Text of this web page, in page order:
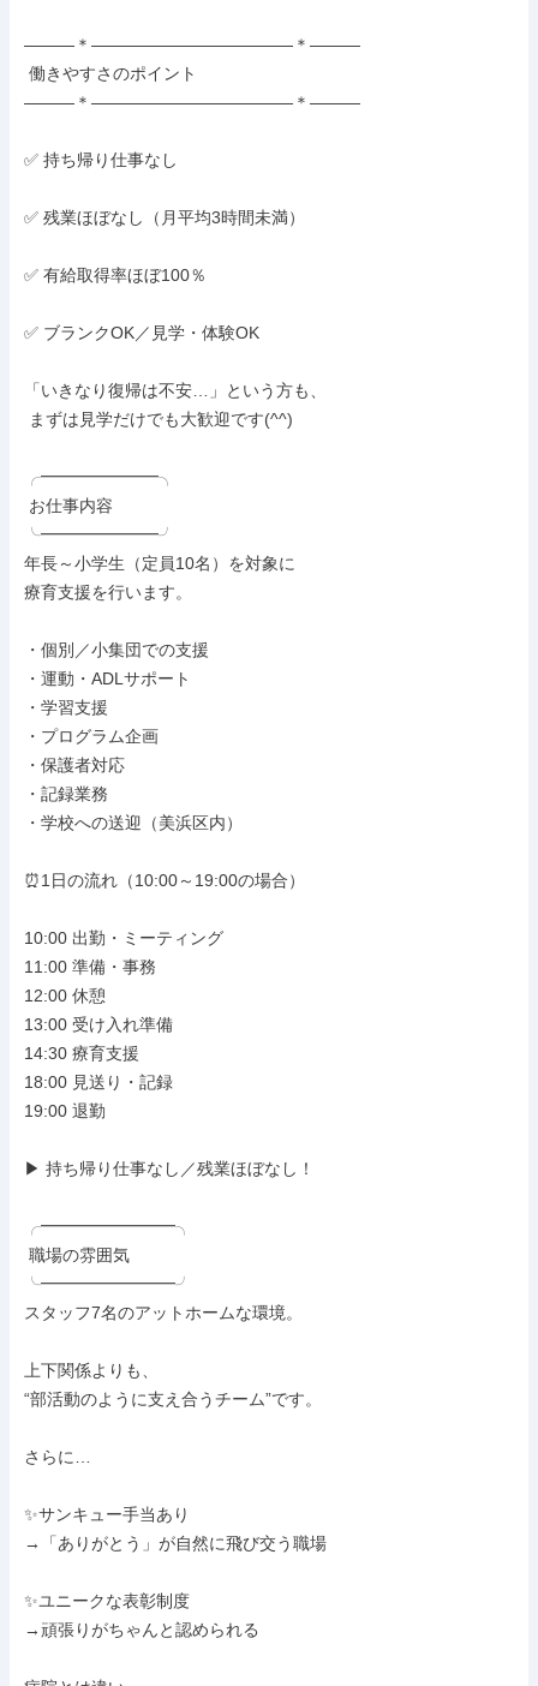
―――＊――――――――――――＊―――
―――＊――――――――――――＊―――
✅ 持ち帰り仕事なし
✅ 残業ほぼなし（月平均3時間未満）
✅ 有給取得率ほぼ100％
✅ ブランクOK／見学・体験OK
「いきなり復帰は不安…」という方も、
╭━━━━━━━╮
╰━━━━━━━╯
年長～小学生（定員10名）を対象に
療育支援を行います。
・個別／小集団での支援
・運動・ADLサポート
・学習支援
・プログラム企画
・保護者対応
・記録業務
・学校への送迎（美浜区内）
⏰1日の流れ（10:00～19:00の場合）
10:00 出勤・ミーティング
11:00 準備・事務
12:00 休憩
13:00 受け入れ準備
14:30 療育支援
18:00 見送り・記録
19:00 退勤
▶︎ 持ち帰り仕事なし／残業ほぼなし！
╭━━━━━━━━╮
╰━━━━━━━━╯
スタッフ7名のアットホームな環境。
上下関係よりも、
“部活動のように支え合うチーム”です。
さらに…
✨サンキュー手当あり
→「ありがとう」が自然に飛び交う職場
✨ユニークな表彰制度
→頑張りがちゃんと認められる